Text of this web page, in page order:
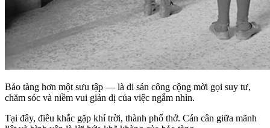
Bảo tàng hơn một sưu tập — là di sản công cộng mời gọi suy tư,
chăm sóc và niềm vui giản dị của việc ngắm nhìn.
Tại đây, điêu khắc gặp khí trời, thành phố thở. Cán cân giữa mãnh